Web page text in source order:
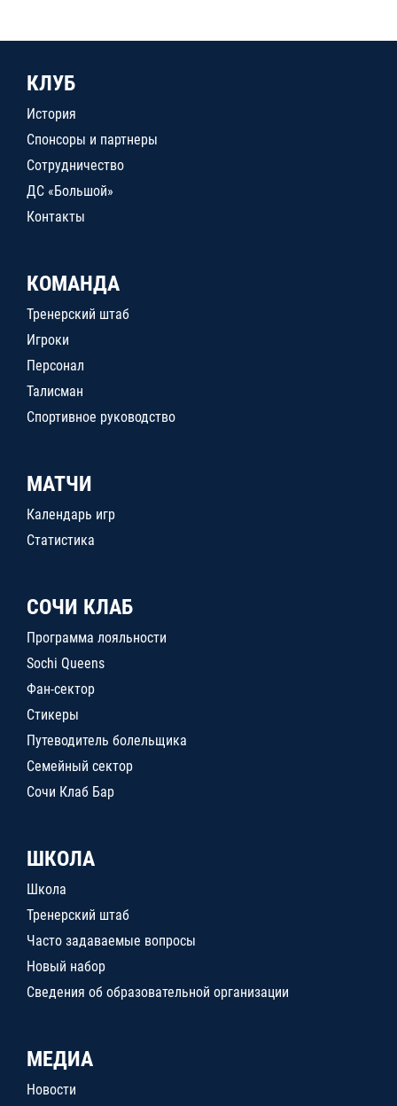
КЛУБ
История
Спонсоры и партнеры
Сотрудничество
ДС «Большой»
Контакты
КОМАНДА
Тренерский штаб
Игроки
Персонал
Талисман
Спортивное руководство
МАТЧИ
Календарь игр
Статистика
СОЧИ КЛАБ
Программа лояльности
Sochi Queens
Фан-сектор
Стикеры
Путеводитель болельщика
Семейный сектор
Сочи Клаб Бар
ШКОЛА
Школа
Тренерский штаб
Часто задаваемые вопросы
Новый набор
Сведения об образовательной организации
МЕДИА
Новости